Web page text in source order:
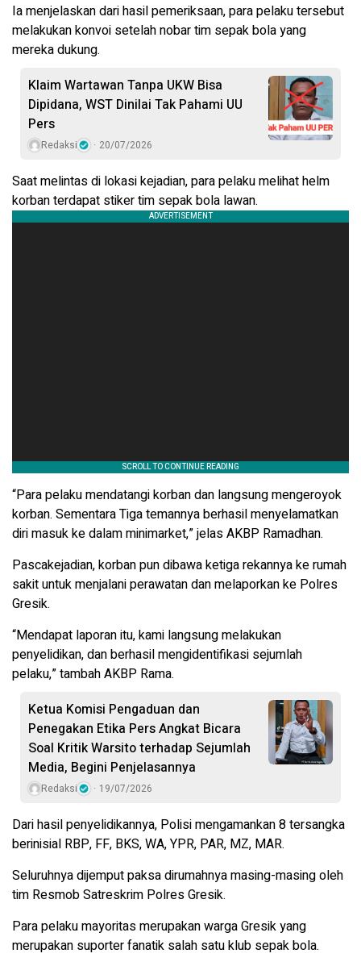
Ia menjelaskan dari hasil pemeriksaan, para pelaku tersebut
melakukan konvoi setelah nobar tim sepak bola yang
mereka dukung.
Klaim Wartawan Tanpa UKW Bisa
Dipidana, WST Dinilai Tak Pahami UU
Pers
Redaksi 20/07/2026
Saat melintas di lokasi kejadian, para pelaku melihat helm
korban terdapat stiker tim sepak bola lawan.
“Para pelaku mendatangi korban dan langsung mengeroyok
korban. Sementara Tiga temannya berhasil menyelamatkan
diri masuk ke dalam minimarket,” jelas AKBP Ramadhan.
Pascakejadian, korban pun dibawa ketiga rekannya ke rumah
sakit untuk menjalani perawatan dan melaporkan ke Polres
Gresik.
“Mendapat laporan itu, kami langsung melakukan
penyelidikan, dan berhasil mengidentifikasi sejumlah
pelaku,” tambah AKBP Rama.
Ketua Komisi Pengaduan dan
Penegakan Etika Pers Angkat Bicara
Soal Kritik Warsito terhadap Sejumlah
Media, Begini Penjelasannya
Redaksi 19/07/2026
Dari hasil penyelidikannya, Polisi mengamankan 8 tersangka
berinisial RBP, FF, BKS, WA, YPR, PAR, MZ, MAR.
Seluruhnya dijemput paksa dirumahnya masing-masing oleh
tim Resmob Satreskrim Polres Gresik.
Para pelaku mayoritas merupakan warga Gresik yang
merupakan suporter fanatik salah satu klub sepak bola.